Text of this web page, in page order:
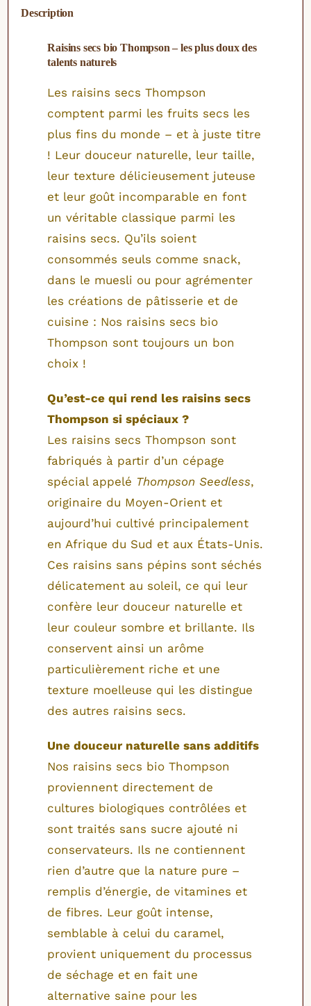
Description
Raisins secs bio Thompson – les plus doux des
talents naturels
Les raisins secs Thompson
comptent parmi les fruits secs les
plus fins du monde – et à juste titre
! Leur douceur naturelle, leur taille,
leur texture délicieusement juteuse
et leur goût incomparable en font
un véritable classique parmi les
raisins secs. Qu’ils soient
consommés seuls comme snack,
dans le muesli ou pour agrémenter
les créations de pâtisserie et de
cuisine : Nos raisins secs bio
Thompson sont toujours un bon
choix !
Qu’est-ce qui rend les raisins secs
Thompson si spéciaux ?
Les raisins secs Thompson sont
fabriqués à partir d’un cépage
spécial appelé Thompson Seedless,
originaire du Moyen-Orient et
aujourd’hui cultivé principalement
en Afrique du Sud et aux États-Unis.
Ces raisins sans pépins sont séchés
délicatement au soleil, ce qui leur
confère leur douceur naturelle et
leur couleur sombre et brillante. Ils
conservent ainsi un arôme
particulièrement riche et une
texture moelleuse qui les distingue
des autres raisins secs.
Une douceur naturelle sans additifs
Nos raisins secs bio Thompson
proviennent directement de
cultures biologiques contrôlées et
sont traités sans sucre ajouté ni
conservateurs. Ils ne contiennent
rien d’autre que la nature pure –
remplis d’énergie, de vitamines et
de fibres. Leur goût intense,
semblable à celui du caramel,
provient uniquement du processus
de séchage et en fait une
alternative saine pour les